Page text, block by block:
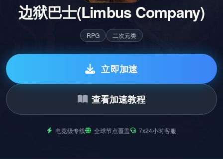
边狱巴士(Limbus Company)
RPG 二次元类
立即加速
查看加速教程
电竞级专线 全球节点覆盖 7x24小时客服